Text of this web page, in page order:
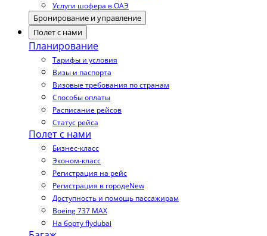
Услуги шофера в ОАЭ
Бронирование и управление
Полет с нами
Планирование
Тарифы и условия
Визы и паспорта
Визовые требования по странам
Способы оплаты
Расписание рейсов
Статус рейса
Полет с нами
Бизнес-класс
Эконом-класс
Регистрация на рейс
Регистрация в городеNew
Доступность и помощь пассажирам
Boeing 737 MAX
На борту flydubai